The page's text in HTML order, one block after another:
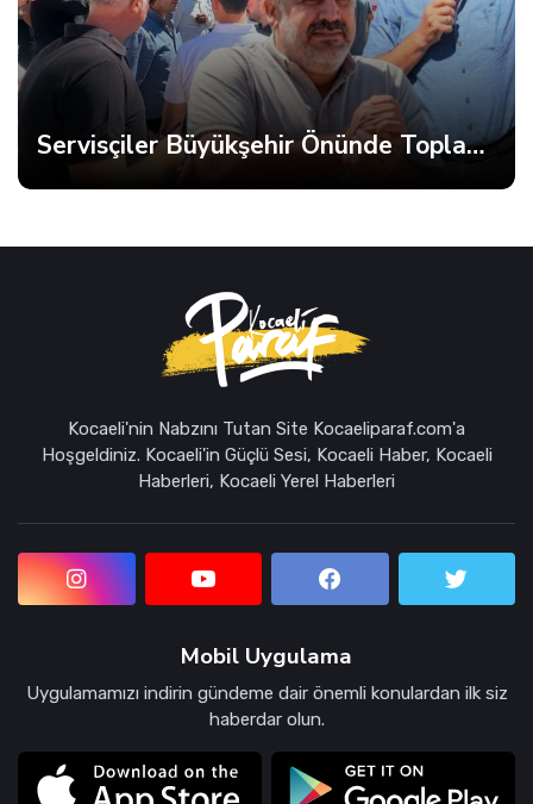
Servisçiler Büyükşehir Önünde Toplandı, Gerginlik Yaşandı
Kocaeli'nin Nabzını Tutan Site Kocaeliparaf.com'a
Hoşgeldiniz. Kocaeli'in Güçlü Sesi, Kocaeli Haber, Kocaeli
Haberleri, Kocaeli Yerel Haberleri
Mobil Uygulama
Uygulamamızı indirin gündeme dair önemli konulardan ilk siz
haberdar olun.